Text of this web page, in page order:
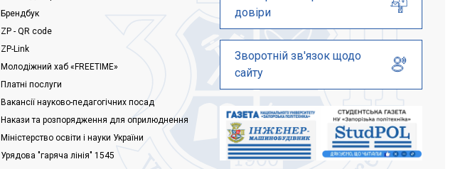
Брендбук
ZP - QR code
ZP-Link
Молодіжний хаб «FREETIME»
Платні послуги
Вакансії науково-педагогічних посад
Накази та розпорядження для оприлюднення
Міністерство освіти і науки України
Урядова "гаряча лінія" 1545
довіри
Зворотній зв'язок щодо
сайту